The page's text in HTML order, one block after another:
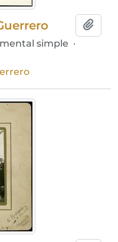
simple ·